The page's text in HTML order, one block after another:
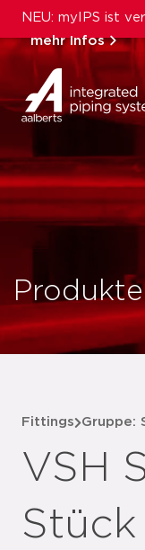
NEU: myIPS ist
mehr Infos
Produkte
Fittings Gruppe:
VSH